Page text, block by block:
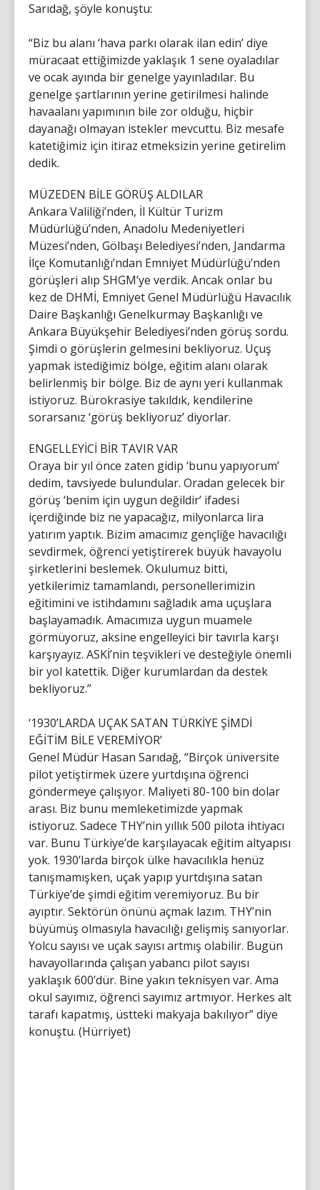
Sarıdağ, şöyle konuştu:
“Biz bu alanı ‘hava parkı olarak ilan edin’ diye
müracaat ettiğimizde yaklaşık 1 sene oyaladılar
ve ocak ayında bir genelge yayınladılar. Bu
genelge şartlarının yerine getirilmesi halinde
havaalanı yapımının bile zor olduğu, hiçbir
dayanağı olmayan istekler mevcuttu. Biz mesafe
katetiğimiz için itiraz etmeksizin yerine getirelim
dedik.
MÜZEDEN BİLE GÖRÜŞ ALDILAR
Ankara Valiliği’nden, İl Kültür Turizm
Müdürlüğü’nden, Anadolu Medeniyetleri
Müzesi’nden, Gölbaşı Belediyesi’nden, Jandarma
İlçe Komutanlığı’ndan Emniyet Müdürlüğü’nden
görüşleri alıp SHGM’ye verdik. Ancak onlar bu
kez de DHMİ, Emniyet Genel Müdürlüğü Havacılık
Daire Başkanlığı Genelkurmay Başkanlığı ve
Ankara Büyükşehir Belediyesi’nden görüş sordu.
Şimdi o görüşlerin gelmesini bekliyoruz. Uçuş
yapmak istediğimiz bölge, eğitim alanı olarak
belirlenmiş bir bölge. Biz de aynı yeri kullanmak
istiyoruz. Bürokrasiye takıldık, kendilerine
sorarsanız ‘görüş bekliyoruz’ diyorlar.
ENGELLEYİCİ BİR TAVIR VAR
Oraya bir yıl önce zaten gidip ‘bunu yapıyorum’
dedim, tavsiyede bulundular. Oradan gelecek bir
görüş ‘benim için uygun değildir’ ifadesi
içerdiğinde biz ne yapacağız, milyonlarca lira
yatırım yaptık. Bizim amacımız gençliğe havacılığı
sevdirmek, öğrenci yetiştirerek büyük havayolu
şirketlerini beslemek. Okulumuz bitti,
yetkilerimiz tamamlandı, personellerimizin
eğitimini ve istihdamını sağladık ama uçuşlara
başlayamadık. Amacımıza uygun muamele
görmüyoruz, aksine engelleyici bir tavırla karşı
karşıyayız. ASKİ’nin teşvikleri ve desteğiyle önemli
bir yol katettik. Diğer kurumlardan da destek
bekliyoruz.”
‘1930’LARDA UÇAK SATAN TÜRKİYE ŞİMDİ
EĞİTİM BİLE VEREMİYOR’
Genel Müdür Hasan Sarıdağ, “Birçok üniversite
pilot yetiştirmek üzere yurtdışına öğrenci
göndermeye çalışıyor. Maliyeti 80-100 bin dolar
arası. Biz bunu memleketimizde yapmak
istiyoruz. Sadece THY’nin yıllık 500 pilota ihtiyacı
var. Bunu Türkiye’de karşılayacak eğitim altyapısı
yok. 1930’larda birçok ülke havacılıkla henüz
tanışmamışken, uçak yapıp yurtdışına satan
Türkiye’de şimdi eğitim veremiyoruz. Bu bir
ayıptır. Sektörün önünü açmak lazım. THY’nin
büyümüş olmasıyla havacılığı gelişmiş sanıyorlar.
Yolcu sayısı ve uçak sayısı artmış olabilir. Bugün
havayollarında çalışan yabancı pilot sayısı
yaklaşık 600’dür. Bine yakın teknisyen var. Ama
okul sayımız, öğrenci sayımız artmıyor. Herkes alt
tarafı kapatmış, üstteki makyaja bakılıyor” diye
konuştu. (Hürriyet)